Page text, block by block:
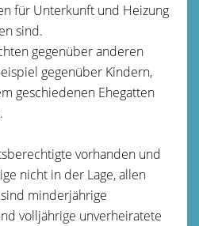
für Unterkunft und Heizung
sind.
gegenüber anderen
gegenüber Kindern,
geschiedenen Ehegatten
vorhanden und
nicht in der Lage, allen
minderjährige
volljährige unverheiratete